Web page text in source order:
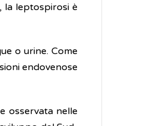
, la leptospirosi è
o urine. Come
endovenose
osservata nelle